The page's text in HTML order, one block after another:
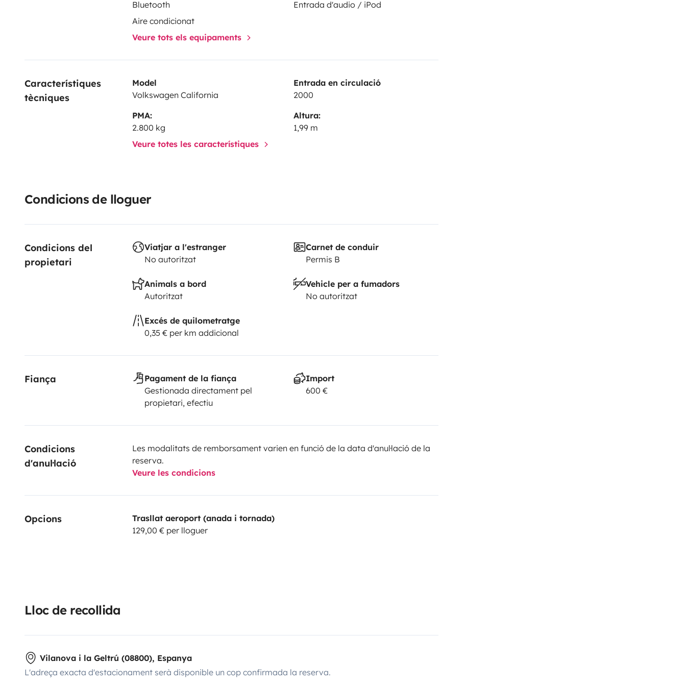
Bluetooth
Entrada d'audio / iPod
Aire condicionat
Veure tots els equipaments
Característiques
tècniques
Model
Volkswagen California
Entrada en circulació
2000
PMA:
2.800 kg
Altura:
1,99 m
Veure totes les característiques
Condicions de lloguer
Condicions del
propietari
Viatjar a l'estranger
No autoritzat
Carnet de conduir
Permis B
Animals a bord
Autoritzat
Vehicle per a fumadors
No autoritzat
Excés de quilometratge
0,35 € per km addicional
Fiança
Pagament de la fiança
Gestionada directament pel
propietari, efectiu
Import
600 €
Condicions
d'anul·lació
Les modalitats de remborsament varien en funció de la data d'anul·lació de la
reserva.
Veure les condicions
Opcions
Trasllat aeroport (anada i tornada)
129,00 € per lloguer
Lloc de recollida
Vilanova i la Geltrú (08800), Espanya
L'adreça exacta d'estacionament serà disponible un cop confirmada la reserva.